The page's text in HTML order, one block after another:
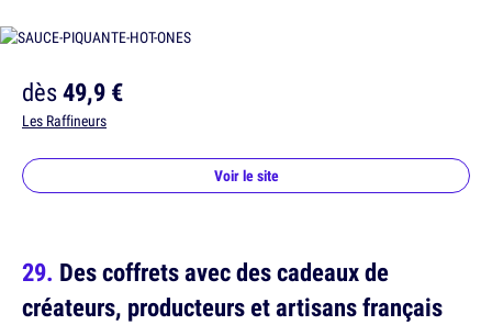
dès49,9 €
Les Raffineurs
Voir le site
Des coffrets avec des cadeaux de
créateurs, producteurs et artisans français